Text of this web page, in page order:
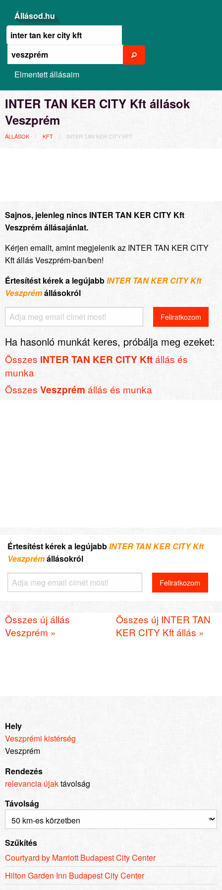
Állásod.hu
Elmentett állásaim
INTER TAN KER CITY Kft állások
Veszprém
ÁLLÁSOK KFT INTER TAN KER CITY KFT
Sajnos, jelenleg nincs INTER TAN KER CITY Kft
Veszprém állásajánlat.
Kérjen emailt, amint megjelenik az INTER TAN KER CITY
Kft állás Veszprém-ban/ben!
Értesítést kérek a legújabbINTER TAN KER CITY Kft
Veszprémállásokról
Ha hasonló munkát keres, próbálja meg ezeket:
Összes INTER TAN KER CITY Kftállás és
munka
Összes Veszprém állás és munka
Értesítést kérek a legújabbINTER TAN KER CITY Kft
Veszprémállásokról
Összes új állás
Veszprém »
Összes új INTER TAN
KER CITY Kft állás »
Hely
Veszprémi kistérség
Veszprém
Rendezés
relevancia újaktávolság
Távolság
Szűkítés
Courtyard by Marriott Budapest City Center
Hilton Garden Inn Budapest City Center